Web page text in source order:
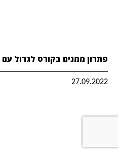
פתרון ממנים בקורס לגדול עם
27.09.2022